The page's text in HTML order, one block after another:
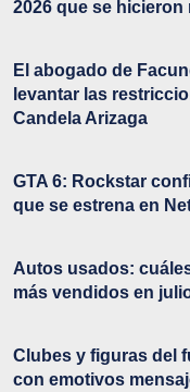
2026 que se hicieron
El abogado de
levantar las
Candela Arizaga
GTA 6: Rockstar
que se estrena en
Autos usados:
más vendidos en
Clubes y figuras del
con emotivos